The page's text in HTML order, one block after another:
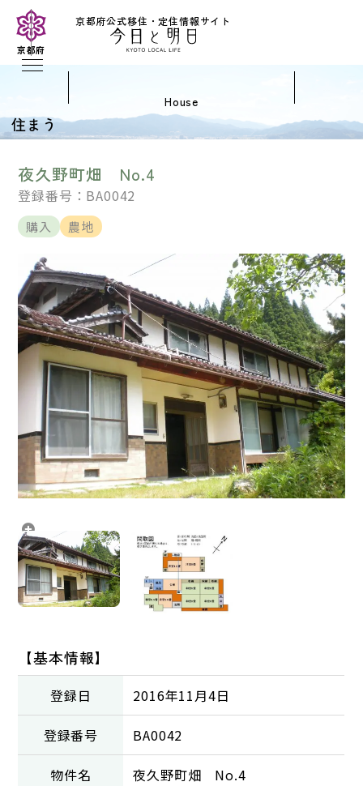
京都府公式移住・定住情報サイト
京都府
house
住まう
夜久野町畑 No.4
登録番号：BA0042
購入 農地
【基本情報】
登録日 2016年11月4日
登録番号 BA0042
物件名 夜久野町畑 No.4